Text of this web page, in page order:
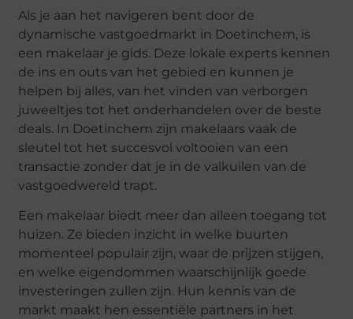
Als je aan het navigeren bent door de
dynamische vastgoedmarkt in Doetinchem, is
een makelaar je gids. Deze lokale experts kennen
de ins en outs van het gebied en kunnen je
helpen bij alles, van het vinden van verborgen
juweeltjes tot het onderhandelen over de beste
deals. In Doetinchem zijn makelaars vaak de
sleutel tot het succesvol voltooien van een
transactie zonder dat je in de valkuilen van de
vastgoedwereld trapt.
Een makelaar biedt meer dan alleen toegang tot
huizen. Ze bieden inzicht in welke buurten
momenteel populair zijn, waar de prijzen stijgen,
en welke eigendommen waarschijnlijk goede
investeringen zullen zijn. Hun kennis van de
markt maakt hen essentiële partners in het